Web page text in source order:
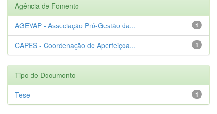
Agência de Fomento
1
AGEVAP - Associação Pró-Gestão da...
1
CAPES - Coordenação de Aperfeiçoa...
Tipo de Documento
1
Tese